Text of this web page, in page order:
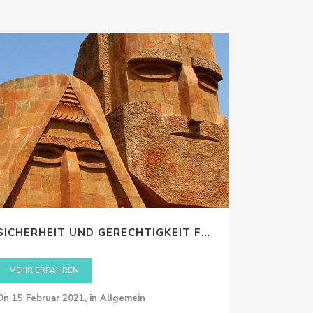
Dominique de Buman in
Nationalversammlung
SICHERHEIT UND GERECHTIGKEIT FÜR ARTSACH
MEHR ERFAHREN
on 15 Februar 2021, in Allgemein